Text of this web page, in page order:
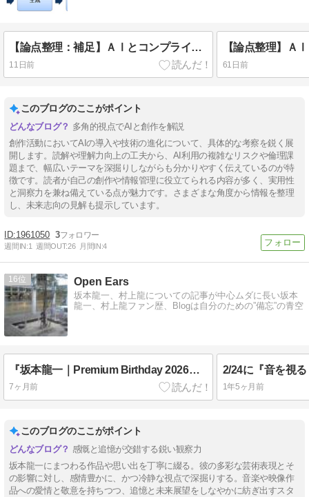
【論点整理：補足】ＡⅠとコンプライアンス
11日前 61日前
このブログのここがポイント
多角的視点でAIと創作を解説
創作活動においてAIの導入や技術の進化について、具体的な考察を鋭く展
開します。読解や理解力向上の工夫から、AI利用の複雑なリスクや倫理課
題まで、幅広いテーマを深掘りしながらも分かりやすく伝えているのが特
徴です。読者が自己の創作や情報管理に役立てられる内容が多く、実用性
と洞察力を兼ね備えている点が魅力です。さまざまな角度から情報を整理
し、未来志向の見解も提示しています。
1961050 3
週間IN:1 週間OUT:26 月間IN:4
16 Open Ears
坂本龍一、村上龍についての記事が中心ムダに長い坂本
龍一、村上龍ファン歴、Blogは自分のための”備忘”の青空
『坂本龍一｜Premium Birthday 2026』へ
7ヶ月前 1年5ヶ月前
このブログのここがポイント
感慨と追憶が交錯する鋭い観察力
坂本龍一にまつわる作品や思い出を丁寧に綴る。彼の多彩な芸術表現とそ
の影響に対し、感情豊かに、かつ冷静な視点で深掘りする。音楽や映像作
品への愛情と敬意を持ちつつ、追憶と未来展望をしなやかに紡ぎ出すスタ